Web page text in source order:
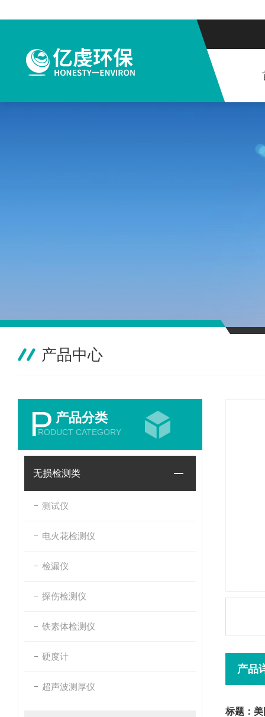
产品中心
P 产品分类
RODUCT CATEGORY
无损检测类
测试仪
电火花检测仪
检漏仪
探伤检测仪
铁素体检测仪
硬度计
超声波测厚仪
产品
标题：